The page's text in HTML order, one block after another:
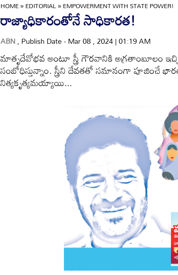
HOME»EDITORIAL»EMPOWERMENT WITH STATE POWER!
రాజ్యాధికారంతోనే సాధికారత!
ABN, Publish Date - Mar 08 , 2024 | 01:19 AM
మాతృదేవోభవ అంటూ స్త్రీ గౌరవానికి అగ్రతాంబూలం
సంబోధిస్తున్నాం. స్త్రీని దేవతతో సమానంగా పూజించే
నిత్యకృత్యమయ్యాయి...